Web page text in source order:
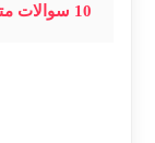
10 سوالات